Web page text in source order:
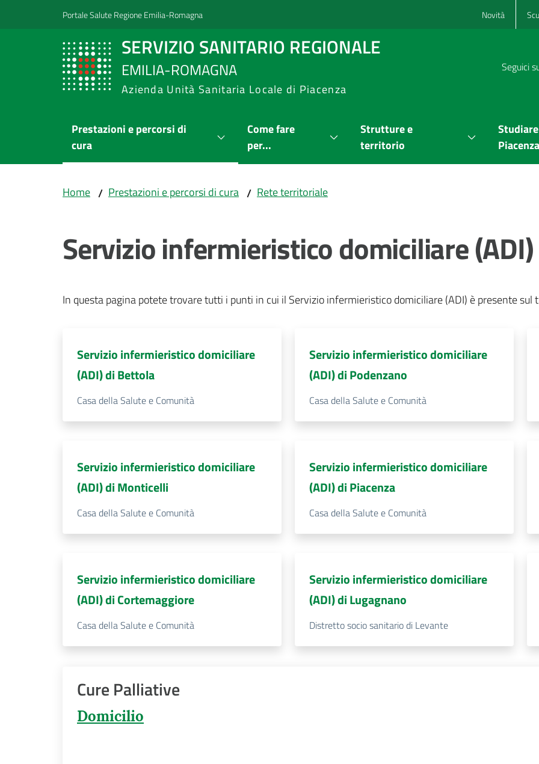
Vai al contenuto
Vai alla navigazionePortale Salute Regione Emilia-Romagna Novità
SERVIZIO SANITARIO REGIONALE
EMILIA-ROMAGNA
Azienda Unità Sanitaria Locale di Piacenza
Seguici
Prestazioni e percorsi di
cura
Come fare
per...
Strutture e
territorio
Piacenza
Home / Prestazioni e percorsi di cura / Rete territoriale
Servizio infermieristico domiciliare (ADI)
In questa pagina potete trovare tutti i punti in cui il Servizio infermieristico domiciliare (ADI) è presente sul
Servizio infermieristico domiciliare
(ADI) di Bettola
Casa della Salute e Comunità
Servizio infermieristico domiciliare
(ADI) di Podenzano
Casa della Salute e Comunità
Servizio infermieristico domiciliare
(ADI) di Monticelli
Casa della Salute e Comunità
Servizio infermieristico domiciliare
(ADI) di Piacenza
Casa della Salute e Comunità
Servizio infermieristico domiciliare
(ADI) di Cortemaggiore
Casa della Salute e Comunità
Servizio infermieristico domiciliare
(ADI) di Lugagnano
Distretto socio sanitario di Levante
Cure Palliative
Domicilio